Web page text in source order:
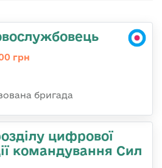
грн
бригада
цифрової
командування Сил